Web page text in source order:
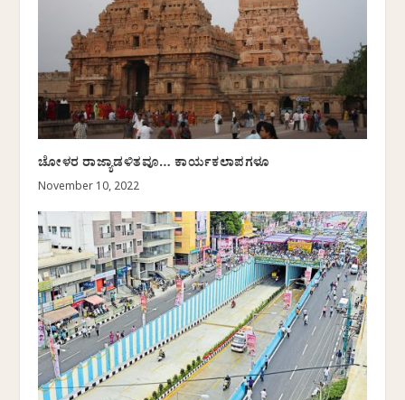
ಚೋಳರ ರಾಜ್ಯಾಡಳಿತವೂ… ಕಾರ್ಯಕಲಾಪಗಳೂ
November 10, 2022